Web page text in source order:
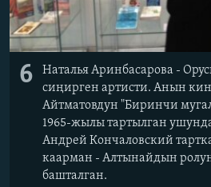
6
Наталья Аринбасарова -
сиңирген артисти. Анын
Айтматовдун "Биринчи
1965-жылы тартылган
Андрей Кончаловский
каарман - Алтынайдын
башталган.